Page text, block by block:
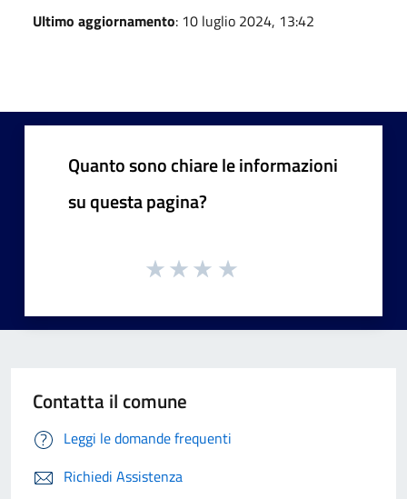
Ultimo aggiornamento: 10 luglio 2024, 13:42
Quanto sono chiare le informazioni
su questa pagina?
Contatta il comune
Leggi le domande frequenti
Richiedi Assistenza